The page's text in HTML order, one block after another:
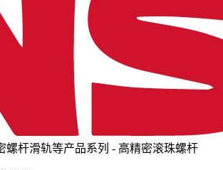
螺杆滑轨等产品系列 - 高精密滚珠螺杆